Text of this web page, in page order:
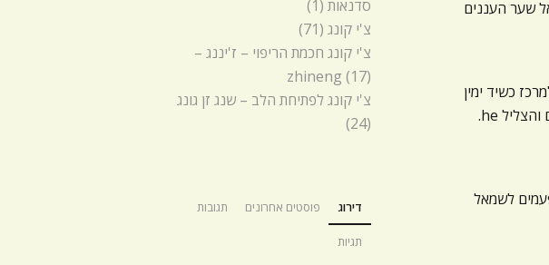
שער העננים
כשיד ימין
טופחת על הטבור ויד שמאל על שער הכליות מאחור. משמיעים את הצליל ha. מחליפים כיווניים והצליל he.
לטאן טיאן שמאל לשער הכליות. מניעים את האגן 49 פעמים לימין ואחורה, ו49 פעמים לשמאל
סדנאות (1)
צ'י קונג (71)
צ'י קונג חכמת הריפוי – ז'יננג –
zhineng (17)
צ'י קונג לפתיחת הלב – שנג זן גונג
(24)
דירוג פוסטים אחרונים תגובות
תגיות